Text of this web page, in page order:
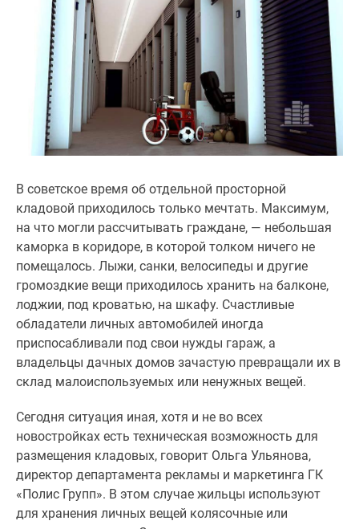
комнатные
Готовые
новостройки
комнатные
Военная
ипотека
Покупателю
Новостройки
Санкт-
Петербурга
Видеообзор
новостроек
Семейная
ипотека
рынка
Панорамы
новостроек
комнатные
Субсидированная
В советское время об отдельной просторной
кладовой приходилось только мечтать. Максимум,
на что могли рассчитывать граждане, — небольшая
каморка в коридоре, в которой толком ничего не
помещалось. Лыжи, санки, велосипеды и другие
громоздкие вещи приходилось хранить на балконе,
лоджии, под кроватью, на шкафу. Счастливые
обладатели личных автомобилей иногда
приспосабливали под свои нужды гараж, а
владельцы дачных домов зачастую превращали их в
склад малоиспользуемых или ненужных вещей.
Сегодня ситуация иная, хотя и не во всех
новостройках есть техническая возможность для
размещения кладовых, говорит Ольга Ульянова,
директор департамента рекламы и маркетинга ГК
«Полис Групп». В этом случае жильцы используют
для хранения личных вещей колясочные или